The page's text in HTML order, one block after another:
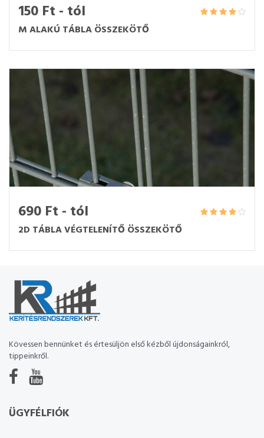
150 Ft - tól
M ALAKÚ TÁBLA ÖSSZEKÖTŐ
690 Ft - tól
2D TÁBLA VÉGTELENÍTŐ ÖSSZEKÖTŐ
Kövessen bennünket és értesüljön első kézből újdonságainkról,
tippeinkről.
ÜGYFÉLFIÓK